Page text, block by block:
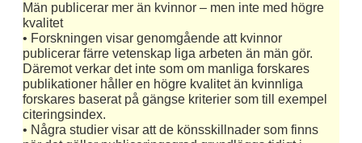
Män publicerar mer än kvinnor – men inte med högre
kvalitet
• Forskningen visar genomgående att kvinnor
publicerar färre vetenskap liga arbeten än män gör.
Däremot verkar det inte som om manliga forskares
publikationer håller en högre kvalitet än kvinnliga
forskares baserat på gängse kriterier som till exempel
citeringsindex.
• Några studier visar att de könsskillnader som finns